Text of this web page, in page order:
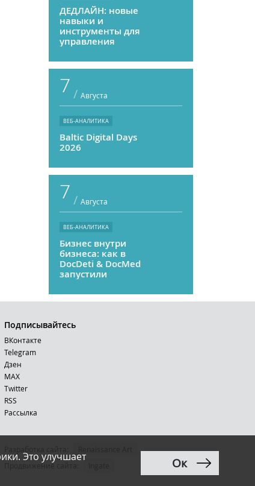
ДЕДЛАЙН: новые
навыки и
инструменты для
управления
7 / Августа
ВЕБ-АНАЛИТИКА
Baltic Digital Days
2026
7 / Августа
ВЕБ-АНАЛИТИКА
Бизнес внутри
бизнеса: как в
DocDeti & DocMed
запустили
как стартап
Это улучшает
Ок
Подписывайтесь
ВКонтакте
Telegram
Дзен
MAX
Тwitter
RSS
Рассылка
Продвижение сайта
12+